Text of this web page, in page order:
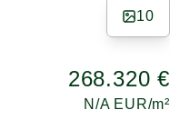
10
268.320 €
N/A EUR/m²